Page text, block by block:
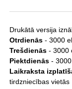
Drukātā versija
Otrdienās- 3000
Trešdienās- 3000
Piektdienās- 3000
Laikraksta
tirdzniecības vietās